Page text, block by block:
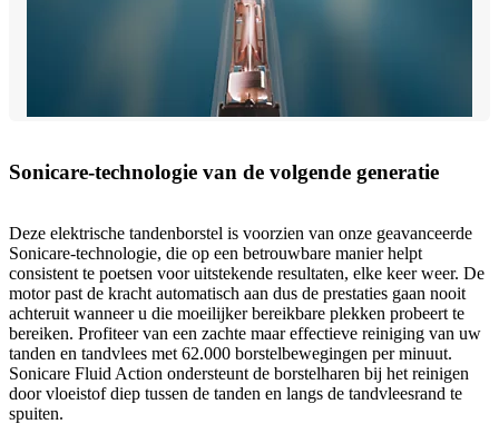
Sonicare-technologie van de volgende generatie
Deze elektrische tandenborstel is voorzien van onze geavanceerde
Sonicare-technologie, die op een betrouwbare manier helpt
consistent te poetsen voor uitstekende resultaten, elke keer weer. De
motor past de kracht automatisch aan dus de prestaties gaan nooit
achteruit wanneer u die moeilijker bereikbare plekken probeert te
bereiken. Profiteer van een zachte maar effectieve reiniging van uw
tanden en tandvlees met 62.000 borstelbewegingen per minuut.
Sonicare Fluid Action ondersteunt de borstelharen bij het reinigen
door vloeistof diep tussen de tanden en langs de tandvleesrand te
spuiten.